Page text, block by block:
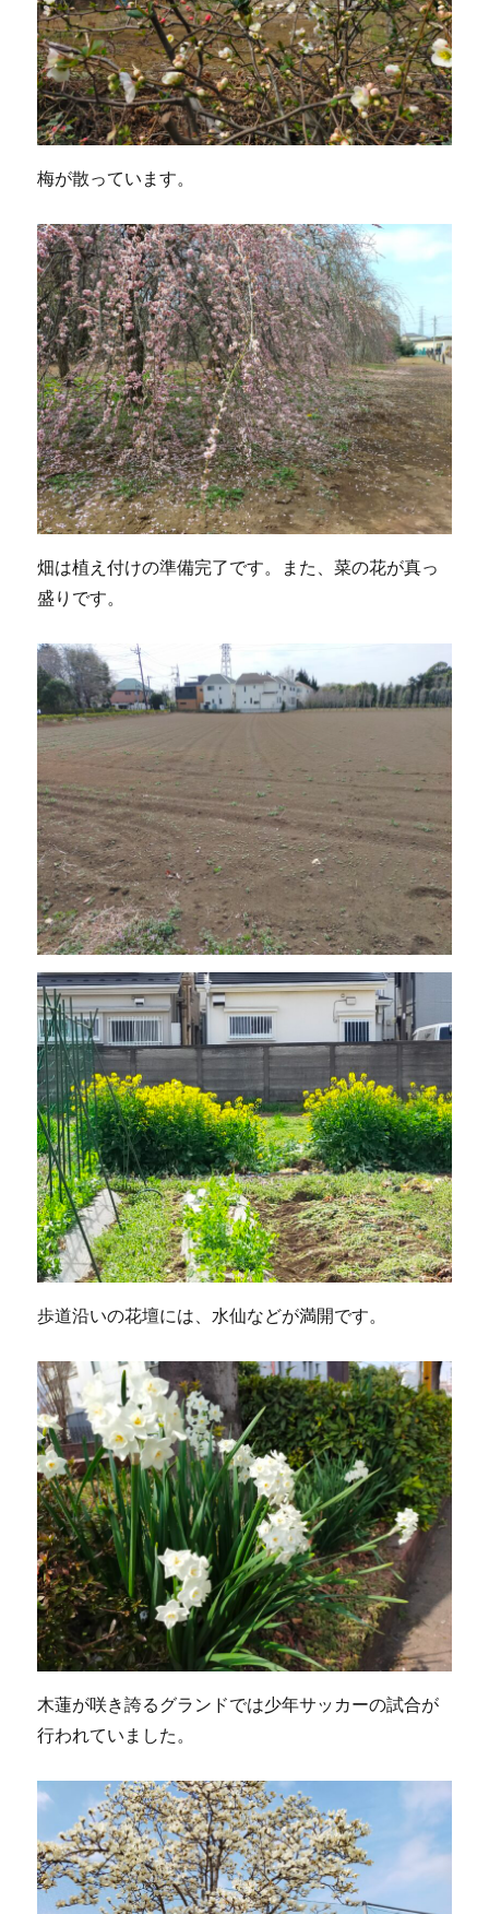
梅が散っています。
畑は植え付けの準備完了です。また、菜の花が真っ
盛りです。
歩道沿いの花壇には、水仙などが満開です。
木蓮が咲き誇るグランドでは少年サッカーの試合が
行われていました。